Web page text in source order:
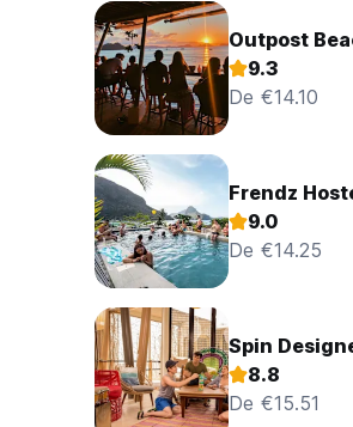
Outpost
9.3
De €14.10
Frendz
9.0
De €14.25
Spin
8.8
De €15.51